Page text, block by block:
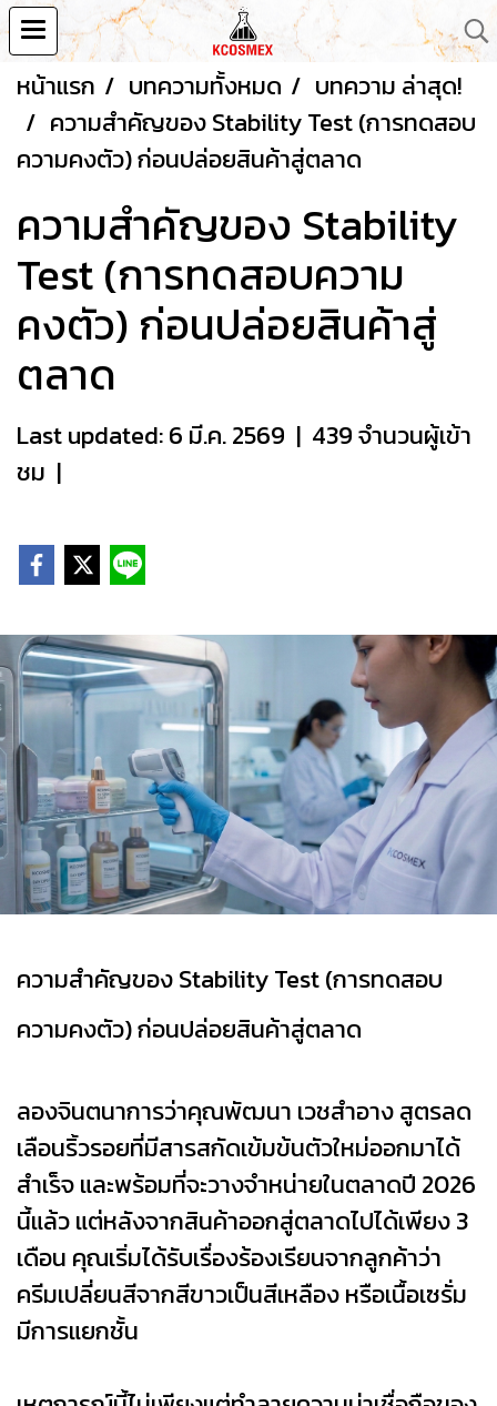
หน้าแรก บทความทั้งหมด
บทความ ล่าสุด!
ความสำคัญของ Stability Test (การทดสอบ
ความคงตัว) ก่อนปล่อยสินค้าสู่ตลาด
ความสำคัญของ Stability
Test (การทดสอบความ
คงตัว) ก่อนปล่อยสินค้าสู่
ตลาด
Last updated: 6 มี.ค. 2569 | 439 จำนวนผู้เข้า
ชม |
ความสำคัญของ Stability Test (การทดสอบ
ความคงตัว) ก่อนปล่อยสินค้าสู่ตลาด
ลองจินตนาการว่าคุณพัฒนา เวชสำอาง สูตรลด
เลือนริ้วรอยที่มีสารสกัดเข้มข้นตัวใหม่ออกมาได้
สำเร็จ และพร้อมที่จะวางจำหน่ายในตลาดปี 2026
นี้แล้ว แต่หลังจากสินค้าออกสู่ตลาดไปได้เพียง 3
เดือน คุณเริ่มได้รับเรื่องร้องเรียนจากลูกค้าว่า
ครีมเปลี่ยนสีจากสีขาวเป็นสีเหลือง หรือเนื้อเซรั่ม
มีการแยกชั้น